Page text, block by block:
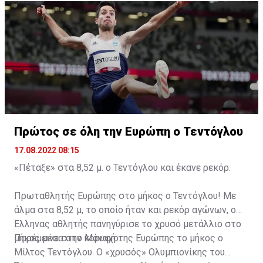
προβλέπονται για την υλοποίηση του προϋπολογισμού
του 2023, και όσων δράσεων και έργων έχουμε
προγραμματίσει, σε μια χρονιά όπου οι υποχρεώσεις
λόγω των πολλών αγωνιστικών συμμετοχών είναι
αυξημένες» κατέληξε ο κ. Χριστοφόρου.
Πρώτος σε όλη την Ευρώπη o Τεντόγλου
17.08.2022 08:15
«Πέταξε» στα 8,52 μ. ο Τεντόγλου και έκανε ρεκόρ.
Πρωταθλητής Ευρώπης στο μήκος ο Τεντόγλου! Με
άλμα στα 8,52 μ, το οποίο ήταν και ρεκόρ αγώνων, ο
Έλληνας αθλητής πανηγύρισε το χρυσό μετάλλιο στο
μήκος μέσα στο Μόναχο.
Παρέμεινε στην κορυφή της Ευρώπης το μήκος ο
Μίλτος Τεντόγλου. Ο «χρυσός» Ολυμπιονίκης του